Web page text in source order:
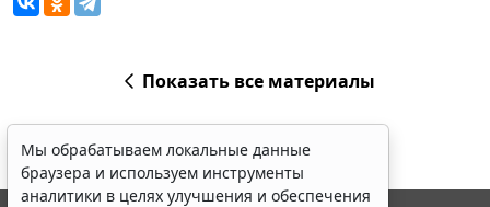
Показать все материалы
Мы обрабатываем локальные данные
браузера и используем инструменты
аналитики в целях улучшения и обеспечения